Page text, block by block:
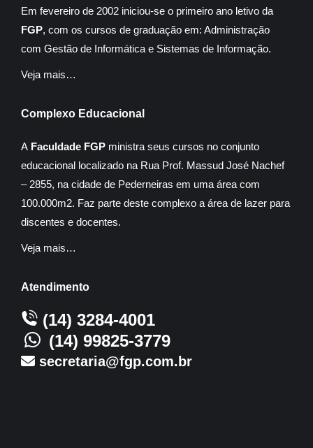
Em fevereiro de 2002 iniciou-se o primeiro ano letivo da
FGP, com os cursos de graduação em: Administração
com Gestão de Informática e Sistemas de Informação.
Veja mais…
Complexo Educacional
A Faculdade FGP ministra seus cursos no conjunto
educacional localizado na Rua Prof. Massud José Nachef
– 2855, na cidade de Pederneiras em uma área com
100.000m2. Faz parte deste complexo a área de lazer para
discentes e docentes.
Veja mais…
Atendimento
(14) 3284-4001
(14) 99825-3779
secretaria@fgp.com.br